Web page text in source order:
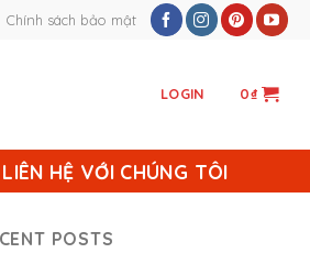
Chính sách bảo mật
LOGIN 0₫
LIÊN HỆ VỚI CHÚNG TÔI
POSTS